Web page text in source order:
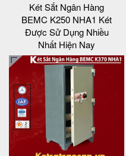
Két Sắt Ngân Hàng
BEMC K250 NHA1 Két
Được Sử Dụng Nhiều
Nhất Hiện Nay